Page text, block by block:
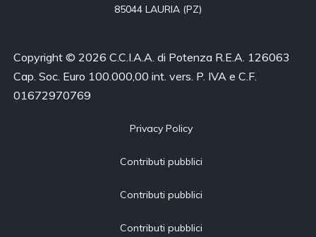
85044 LAURIA (PZ)
Copyright © 2026 C.C.I.A.A. di Potenza R.E.A. 126063
Cap. Soc. Euro 100.000,00 int. vers. P. IVA e C.F.
01672970769
Privacy Policy
Contributi pubblici
Contributi pubblici
Contributi pubblici